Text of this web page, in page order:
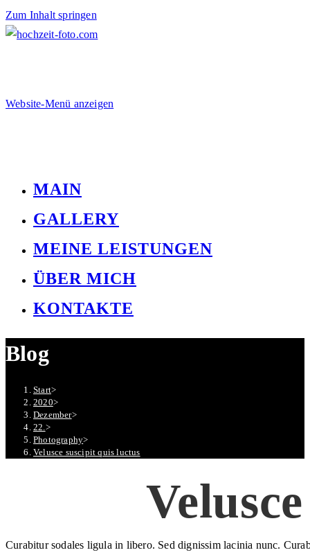
Zum Inhalt springen
Website-Menü anzeigen
MAIN
GALLERY
MEINE LEISTUNGEN
ÜBER MICH
KONTAKTE
Blog
Start>
2020>
Dezember>
22. >
Photography>
Velusce suscipit quis luctus
Curabitur sodales ligula in libero. Sed dignissim lacinia nunc.